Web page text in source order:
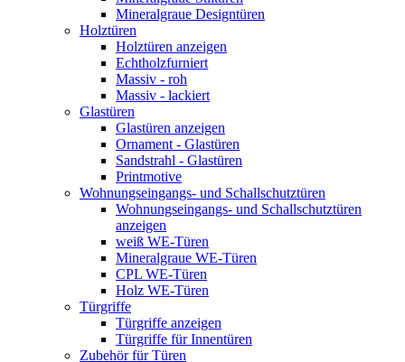
Mineralgraue Designtüren
Holztüren
Holztüren anzeigen
Echtholzfurniert
Massiv - roh
Massiv - lackiert
Glastüren
Glastüren anzeigen
Ornament - Glastüren
Sandstrahl - Glastüren
Printmotive
Wohnungseingangs- und Schallschutztüren
Wohnungseingangs- und Schallschutztüren
anzeigen
weiß WE-Türen
Mineralgraue WE-Türen
CPL WE-Türen
Holz WE-Türen
Türgriffe
Türgriffe anzeigen
Türgriffe für Innentüren
Zubehör für Türen